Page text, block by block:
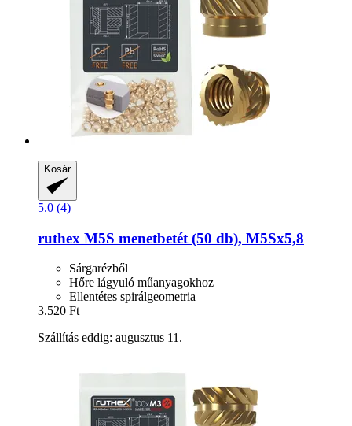
Kosár
5.0 (4)
ruthex M5S menetbetét (50 db), M5Sx5,8
Sárgarézből
Hőre lágyuló műanyagokhoz
Ellentétes spirálgeometria
3.520 Ft
Szállítás eddig: augusztus 11.